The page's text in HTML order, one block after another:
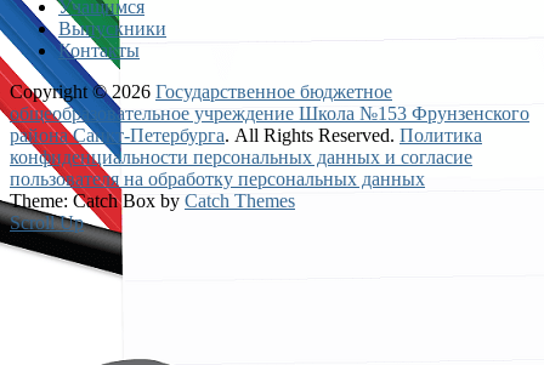
Учащимся
Выпускники
Контакты
Copyright © 2026 Государственное бюджетное
общеобразовательное учреждение Школа №153 Фрунзенского
района Санкт-Петербурга. All Rights Reserved. Политика
конфиденциальности персональных данных и согласие
пользователя на обработку персональных данных
Theme: Catch Box by Catch Themes
Scroll Up